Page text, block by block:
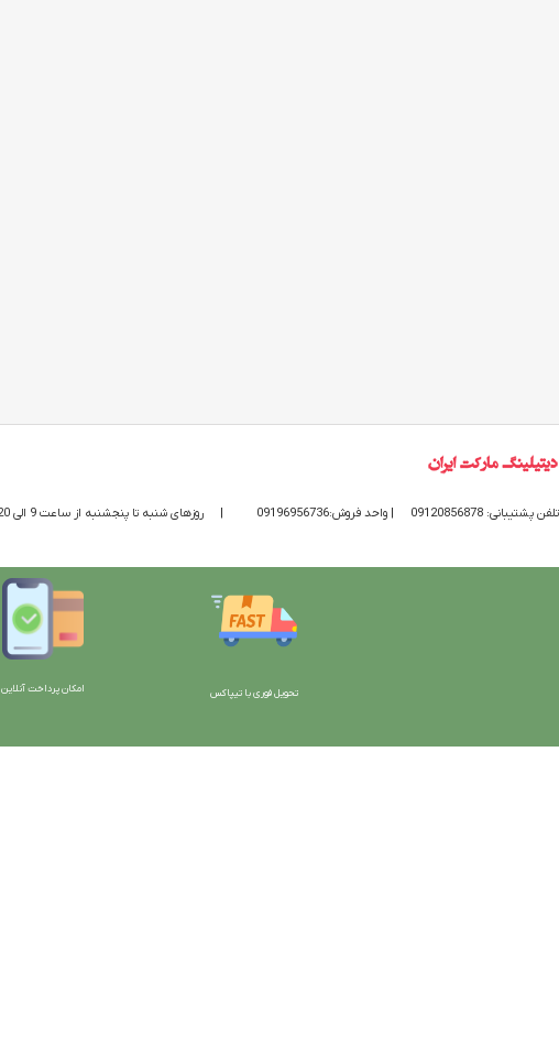
تلفن پشتیبانی: 09120856878 | واحد فروش:09196956736 | روزهای شنبه تا پنجشنبه از ساعت 9 الی 20 پاسخگوی شما هستیم
تحویل فوری با تیپاکس امکان پرداخت آنلاین